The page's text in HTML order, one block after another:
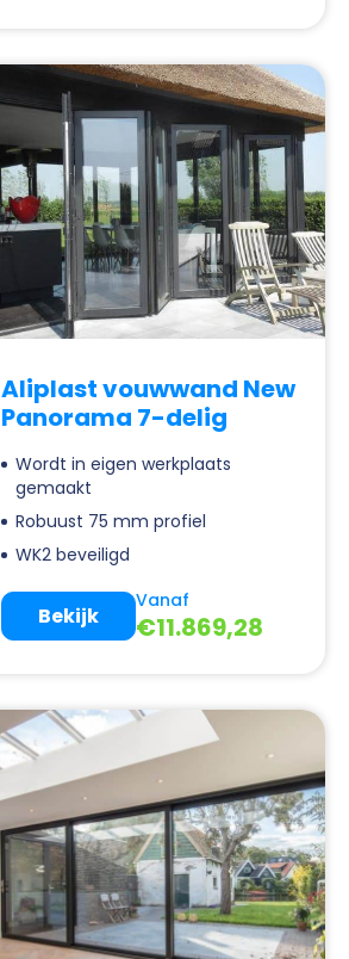
Aliplast vouwwand New
Panorama 7-delig
Wordt in eigen werkplaats
gemaakt
Robuust 75 mm profiel
WK2 beveiligd
Vanaf
€11.869,28
Bekijk